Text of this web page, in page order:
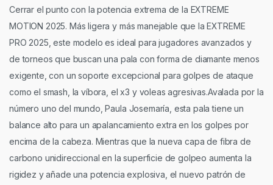
Cerrar el punto con la potencia extrema de la EXTREME
MOTION 2025. Más ligera y más manejable que la EXTREME
PRO 2025, este modelo es ideal para jugadores avanzados y
de torneos que buscan una pala con forma de diamante menos
exigente, con un soporte excepcional para golpes de ataque
como el smash, la víbora, el x3 y voleas agresivas.Avalada por la
número uno del mundo, Paula Josemaría, esta pala tiene un
balance alto para un apalancamiento extra en los golpes por
encima de la cabeza. Mientras que la nueva capa de fibra de
carbono unidireccional en la superficie de golpeo aumenta la
rigidez y añade una potencia explosiva, el nuevo patrón de